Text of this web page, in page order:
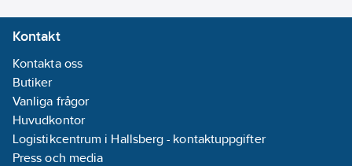
Kontakt
Kontakta oss
Butiker
Vanliga frågor
Huvudkontor
Logistikcentrum i Hallsberg - kontaktuppgifter
Press och media